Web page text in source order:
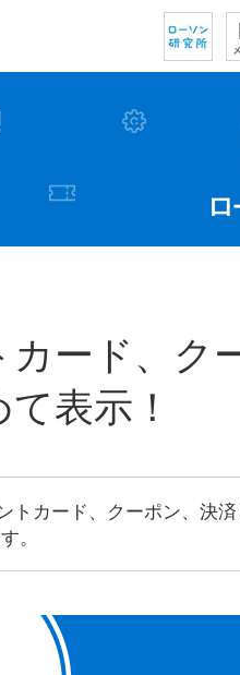
ード、ク
表示！
トカード、クーポン、決
。